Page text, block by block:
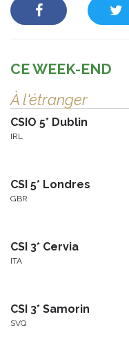
CE WEEK-END
À l'étranger
CSIO 5* Dublin
IRL
CSI 5* Londres
GBR
CSI 3* Cervia
ITA
CSI 3* Samorin
SVQ